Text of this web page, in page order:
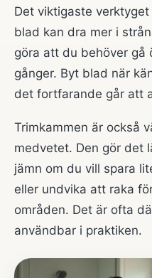
Det viktigaste
blad kan dra mer i
göra att du behöver gå
gånger. Byt blad när
det fortfarande går att
Trimkammen är också
medvetet. Den gör det
jämn om du vill spara
eller undvika att raka
områden. Det är ofta
användbar i praktiken.